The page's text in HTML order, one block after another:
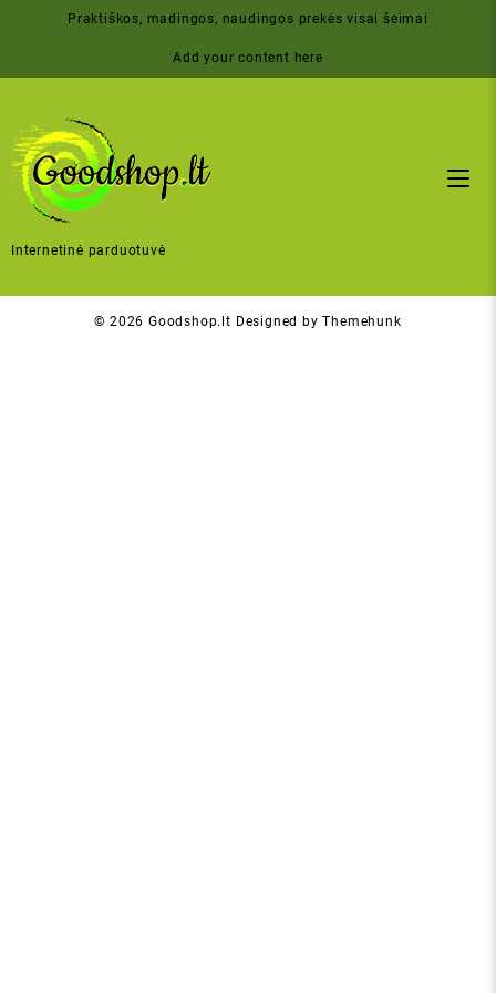
Praktiškos, madingos, naudingos prekės visai šeimai
Add your content here
Internetinė parduotuvė
© 2026Goodshop.lt Designed by Themehunk